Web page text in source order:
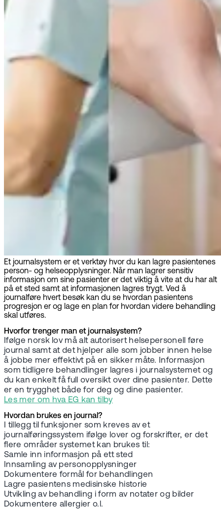
Et journalsystem er et verktøy hvor du kan lagre pasientenes
person- og helseopplysninger. Når man lagrer sensitiv
informasjon om sine pasienter er det viktig å vite at du har alt
på et sted samt at informasjonen lagres trygt. Ved å
journalføre hvert besøk kan du se hvordan pasientens
progresjon er og lage en plan for hvordan videre behandling
skal utføres.
Hvorfor trenger man et journalsystem?
Ifølge norsk lov må alt autorisert helsepersonell føre
journal samt at det hjelper alle som jobber innen helse
å jobbe mer effektivt på en sikker måte. Informasjon
som tidligere behandlinger lagres i journalsystemet og
du kan enkelt få full oversikt over dine pasienter. Dette
er en trygghet både for deg og dine pasienter.
Les mer om hva EG kan tilby
Hvordan brukes en journal?
I tillegg til funksjoner som kreves av et
journalføringssystem ifølge lover og forskrifter, er det
flere områder systemet kan brukes til:
Samle inn informasjon på ett sted
Innsamling av personopplysninger
Dokumentere formål for behandlingen
Lagre pasientens medisinske historie
Utvikling av behandling i form av notater og bilder
Dokumentere allergier o.l.